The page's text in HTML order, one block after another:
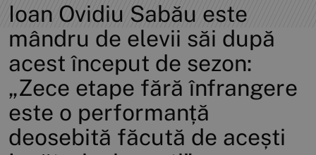
Ioan Ovidiu Sabău este
mândru de elevii săi după
acest început de sezon:
„Zece etape fără înfrangere
este o performanță
deosebită făcută de acești